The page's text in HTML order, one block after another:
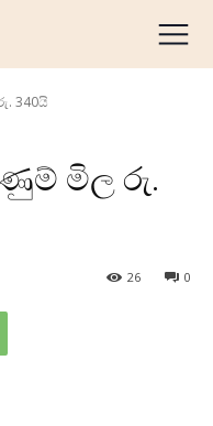
340යි
මිල රු.
0
26